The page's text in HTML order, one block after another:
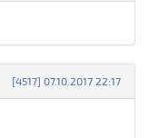
[4517] 07.10.2017 22:17